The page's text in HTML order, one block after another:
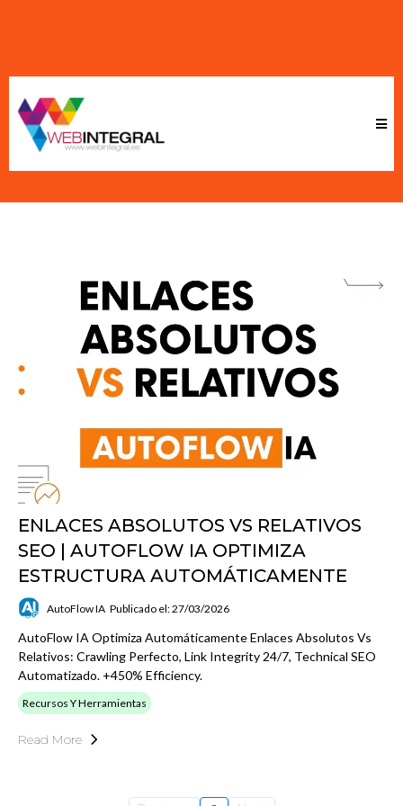
ENLACES ABSOLUTOS VS RELATIVOS
SEO | AUTOFLOW IA OPTIMIZA
ESTRUCTURA AUTOMÁTICAMENTE
AutoFlow IA Publicado el: 27/03/2026
AutoFlow IA Optimiza Automáticamente Enlaces Absolutos Vs
Relativos: Crawling Perfecto, Link Integrity 24/7, Technical SEO
Automatizado. +450% Efficiency.
Recursos Y Herramientas
Read More